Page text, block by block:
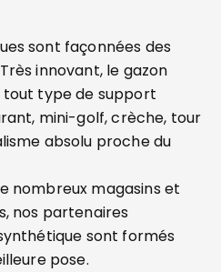
sont façonnées des
innovant, le gazon
tout type de support
mini-golf, crèche, tour
absolu proche du
nombreux magasins et
nos partenaires
sont formés
pose.